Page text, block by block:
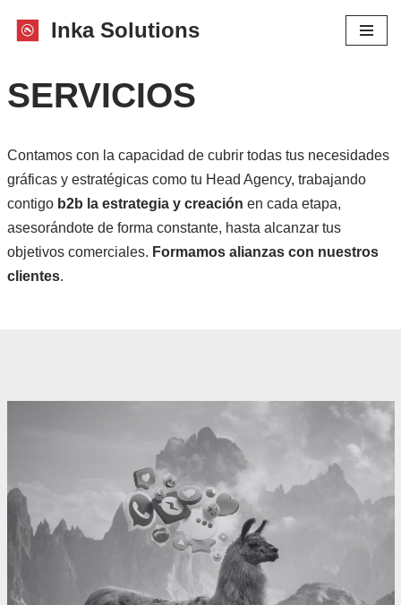
contenido
Inka Solutions
SERVICIOS
Contamos con la capacidad de cubrir todas tus necesidades
gráficas y estratégicas como tu Head Agency, trabajando
contigo b2b la estrategia y creación en cada etapa,
asesorándote de forma constante, hasta alcanzar tus
objetivos comerciales. Formamos alianzas con nuestros
clientes.